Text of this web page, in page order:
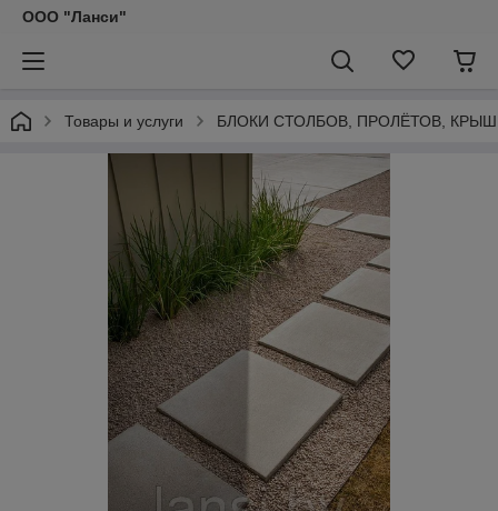
ООО "Ланси"
Товары и услуги БЛОКИ СТОЛБОВ, ПРОЛЁТОВ,